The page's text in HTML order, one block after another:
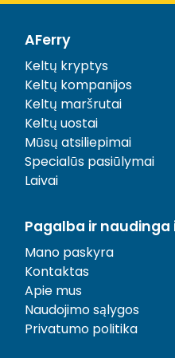
AFerry
Keltų kryptys
Keltų kompanijos
Keltų maršrutai
Keltų uostai
Mūsų atsiliepimai
Specialūs pasiūlymai
Laivai
Pagalba ir
Mano paskyra
Kontaktas
Apie mus
Naudojimo sąlygos
Privatumo politika